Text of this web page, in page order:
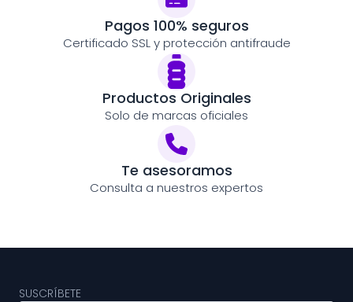
Pagos 100% seguros
Certificado SSL y protección antifraude
Productos Originales
Solo de marcas oficiales
Te asesoramos
Consulta a nuestros expertos
SUSCRÍBETE